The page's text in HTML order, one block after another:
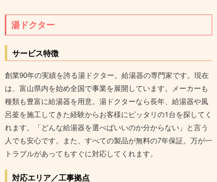
湯ドクター
サービス特徴
創業90年の実績を誇る湯ドクター。給湯器の専門家です。現在
は、富山県内を始め全国で事業を展開しています。メーカーも
種類も豊富に給湯器を用意。湯ドクターなら長年、給湯器や風
呂釜を施工してきた経験からお客様にピッタリの1台を探してく
れます。「どんな給湯器を選べばいいのか分からない」と言う
人でも安心です。また、すべての製品が無料の7年保証。万が一
トラブルがあってもすぐに対応してくれます。
対応エリア／工事拠点